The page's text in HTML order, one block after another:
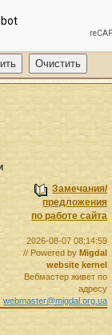
Замечания/
предложения
по работе сайта
2026-08-07 08:14:59
// Powered byMigdal
website kernel
Вебмастер живет по
адресу
webmaster@migdal.org.ua